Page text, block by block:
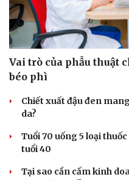
Vai trò của phẫu thuật
béo phì
Chiết xuất đậu đen
da?
Tuổi 70 uống 5 loại
tuổi 40
Tại sao cần cấm kinh